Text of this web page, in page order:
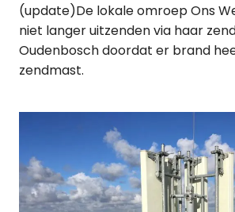
(update)De lokale omroep Ons
niet langer uitzenden via haar
Oudenbosch doordat er brand
zendmast.